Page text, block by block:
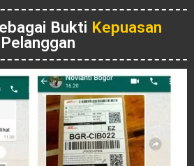
Bukti Kepuasan
Pelanggan